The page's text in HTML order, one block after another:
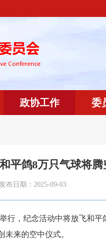
政协工作 委
平鸽8万只气球将
布日期： 2025-09-03
，纪念活动中将放飞和平
来的空中仪式。